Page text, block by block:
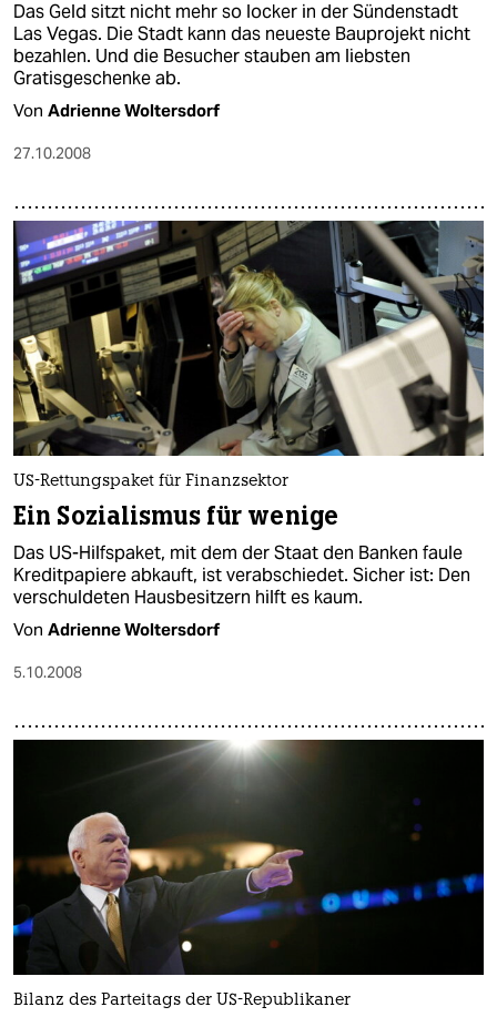
Das Geld sitzt nicht mehr so locker in der Sündenstadt
Las Vegas. Die Stadt kann das neueste Bauprojekt nicht
bezahlen. Und die Besucher stauben am liebsten
Gratisgeschenke ab.
Von Adrienne Woltersdorf
27.10.2008
US-Rettungspaket für Finanzsektor
Ein Sozialismus für wenige
Das US-Hilfspaket, mit dem der Staat den Banken faule
Kreditpapiere abkauft, ist verabschiedet. Sicher ist: Den
verschuldeten Hausbesitzern hilft es kaum.
Von Adrienne Woltersdorf
5.10.2008
Bilanz des Parteitags der US-Republikaner